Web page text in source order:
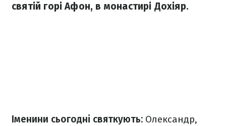
святій горі Афон, в монастирі Дохіяр.
Іменини сьогодні святкують: Олександр,